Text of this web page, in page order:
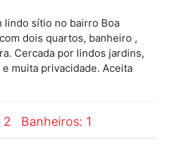
lindo sítio no bairro Boa
dois quartos, banheiro ,
Cercada por lindos jardins,
muita privacidade. Aceita
2 Banheiros: 1